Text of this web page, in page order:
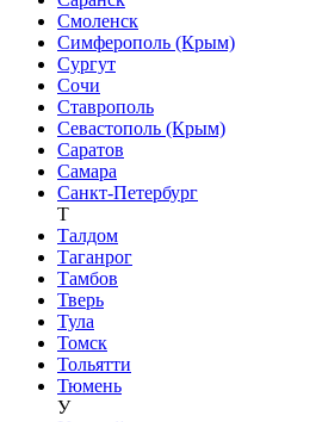
Смоленск
Симферополь (Крым)
Сургут
Сочи
Ставрополь
Севастополь (Крым)
Саратов
Самара
Санкт-Петербург
Т
Талдом
Таганрог
Тамбов
Тверь
Тула
Томск
Тольятти
Тюмень
У